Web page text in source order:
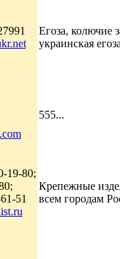
Егоза, колючие
украинская
555...
19-80;
51
Крепежные
всем городам